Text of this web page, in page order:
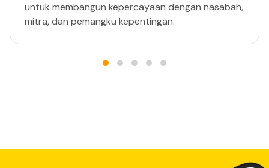
untuk membangun kepercayaan dengan nasabah,
mitra, dan pemangku kepentingan.